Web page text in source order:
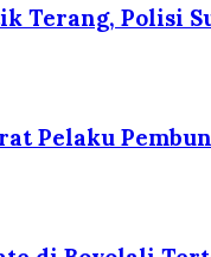
Terang, Polisi
Pelaku